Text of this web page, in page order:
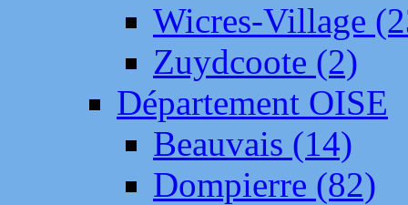
Wicres-Village
Zuydcoote (2)
Département OISE
Beauvais (14)
Dompierre (82)